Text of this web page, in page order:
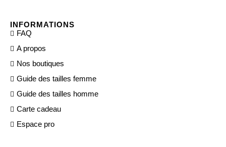
INFORMATIONS
FAQ
A propos
Nos boutiques
Guide des tailles femme
Guide des tailles homme
Carte cadeau
Espace pro